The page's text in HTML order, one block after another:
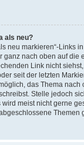
als neu?
neu markieren“-Links
ganz nach oben auf die
Link nicht
seit der letzten
das Thema nach
Stelle jedoch
meist nicht gerne
Themen